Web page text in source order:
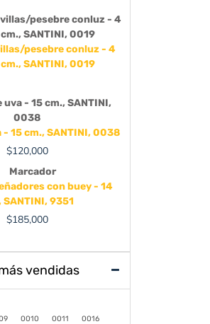
pesebre conluz - 4
SANTINI, 0019
- 15 cm., SANTINI, 0038
$120,000
con buey - 14
SANTINI, 9351
$185,000
vendidas
0010 0011
0016